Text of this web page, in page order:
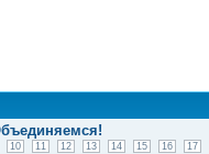
10 11 12 13 14 15 16
17